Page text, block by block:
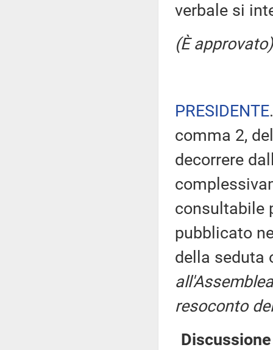
verbale si
(È approvato)
PRESIDENTE
comma 2,
decorrere
consultabile
pubblicato
della seduta
resoconto